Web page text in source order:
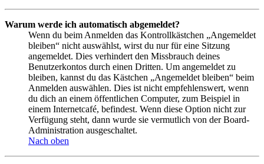
Warum werde ich automatisch abgemeldet?
Wenn du beim Anmelden das Kontrollkästchen „Angemeldet
bleiben“ nicht auswählst, wirst du nur für eine Sitzung
angemeldet. Dies verhindert den Missbrauch deines
Benutzerkontos durch einen Dritten. Um angemeldet zu
bleiben, kannst du das Kästchen „Angemeldet bleiben“ beim
Anmelden auswählen. Dies ist nicht empfehlenswert, wenn
du dich an einem öffentlichen Computer, zum Beispiel in
einem Internetcafé, befindest. Wenn diese Option nicht zur
Verfügung steht, dann wurde sie vermutlich von der Board-
Administration ausgeschaltet.
Nach oben